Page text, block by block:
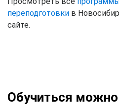
переподготовки в
сайте.
Обучиться